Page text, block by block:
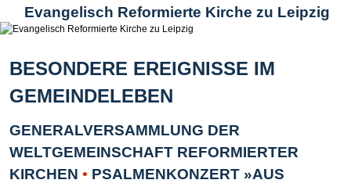
Evangelisch Reformierte Kirche zu Leipzig
BESONDERE EREIGNISSE IM
GEMEINDELEBEN
GENERALVERSAMMLUNG DER
WELTGEMEINSCHAFT REFORMIERTER
KIRCHEN • PSALMENKONZERT »AUS